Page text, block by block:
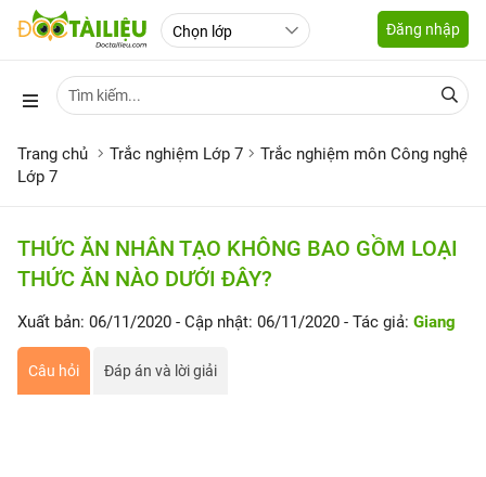
Đăng nhập
Trang chủ Trắc nghiệm Lớp 7
Trắc nghiệm môn Công nghệ
Lớp 7
THỨC ĂN NHÂN TẠO KHÔNG BAO GỒM LOẠI
THỨC ĂN NÀO DƯỚI ĐÂY?
Xuất bản: 06/11/2020 - Cập nhật: 06/11/2020 - Tác giả: Giang
Câu hỏi Đáp án và lời giải